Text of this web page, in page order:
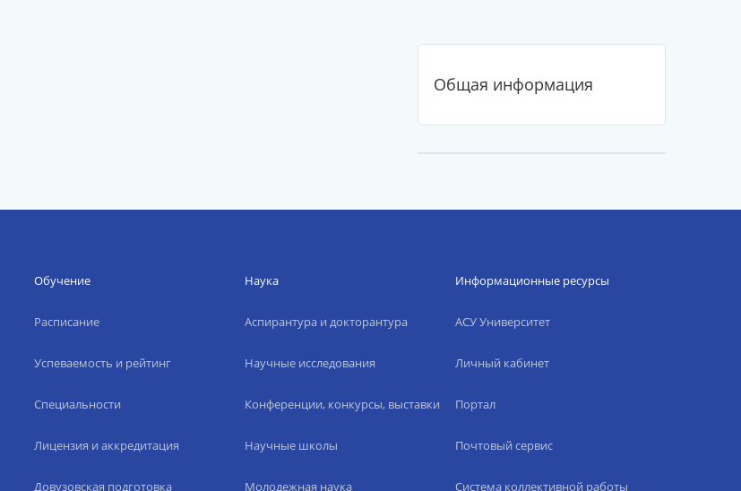
Общая информация
Обучение
Расписание
Успеваемость и рейтинг
Специальности
Лицензия и аккредитация
Довузовская подготовка
Наука
Аспирантура и докторантура
Научные исследования
Конференции, конкурсы, выставки
Научные школы
Молодежная наука
Информационные ресурсы
АСУ Университет
Личный кабинет
Портал
Почтовый сервис
Система коллективной работы